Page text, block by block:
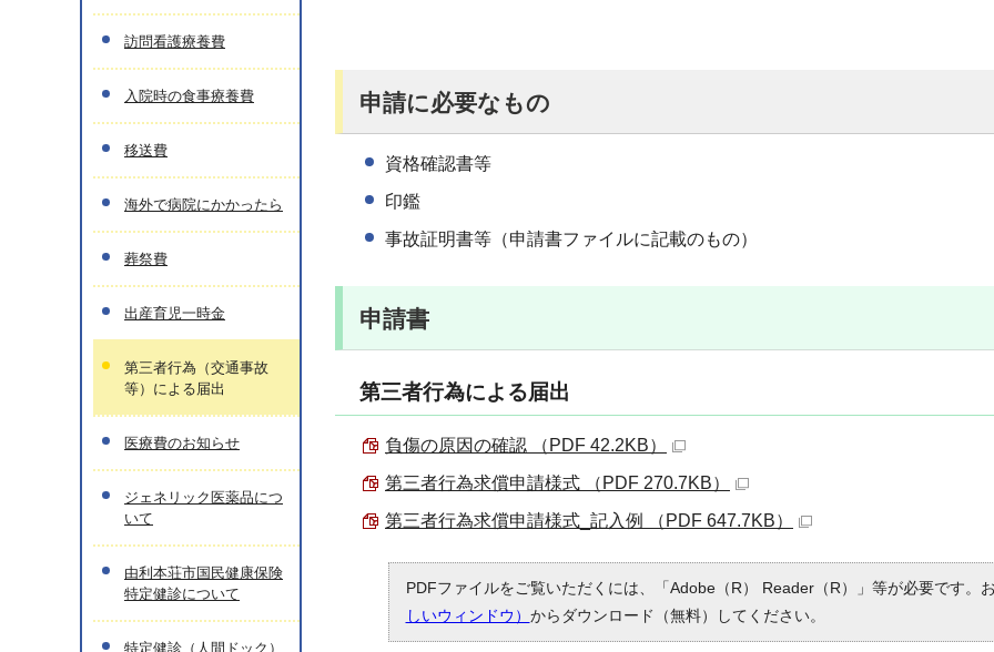
申請に必要なもの
資格確認書等
印鑑
事故証明書等（申請書ファイルに記載のもの）
申請書
第三者行為による届出
負傷の原因の確認 （PDF 42.2KB）
第三者行為求償申請様式 （PDF 270.7KB）
第三者行為求償申請様式_記入例 （PDF 647.7KB）
PDFファイルをご覧いただくには、「Adobe（R） Reader（R）」等が必要です。
しいウィンドウ） からダウンロード（無料）してください。
訪問看護療養費
入院時の食事療養費
移送費
海外で病院にかかったら
葬祭費
出産育児一時金
第三者行為（交通事故
等）による届出
医療費のお知らせ
ジェネリック医薬品につ
いて
由利本荘市国民健康保険
特定健診について
特定健診（人間ドック）